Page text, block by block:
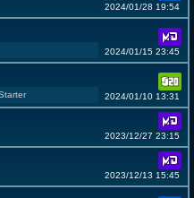
2024/01/28 19:54
2024/01/15 23:45
2024/01/10 13:31
2023/12/27 23:15
2023/12/13 15:45